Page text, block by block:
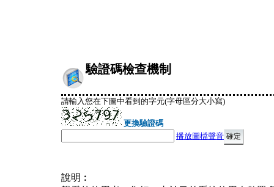
驗證碼檢查機制
請輸入您在下圖中看到的字元(字母區分大小寫)
更換驗證碼
播放圖檔聲音
說明︰